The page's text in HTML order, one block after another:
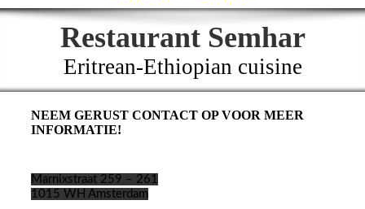
Restaurant Semhar
Eritrean-Ethiopian cuisine
NEEM GERUST CONTACT OP VOOR MEER
INFORMATIE!
Marnixstraat 259 – 261
1015 WH Amsterdam